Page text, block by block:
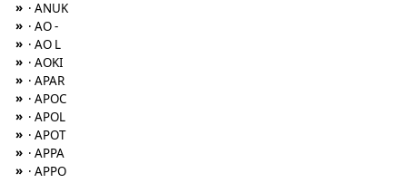
» · ANUK
» · AO -
» · AO L
» · AOKI
» · APAR
» · APOC
» · APOL
» · APOT
» · APPA
» · APPO